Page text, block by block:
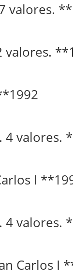
valores.
valores.
4 valores.
I
4 valores.
Carlos I